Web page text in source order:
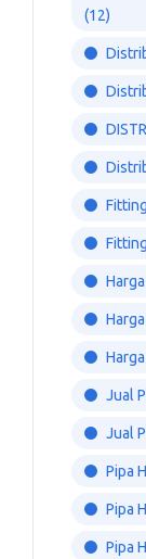
(12)
Jual
Jual
Pipa
Pipa
Pipa